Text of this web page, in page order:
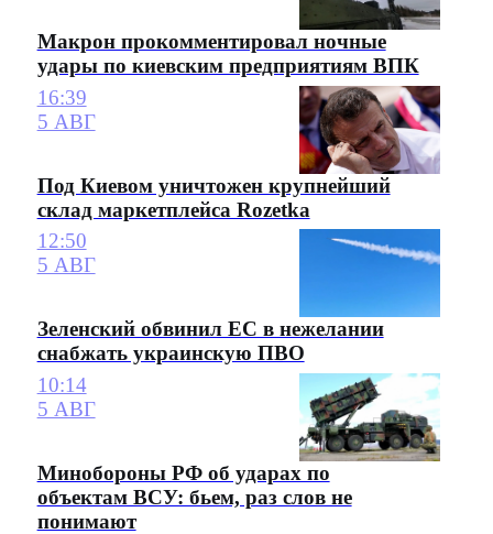
Макрон прокомментировал ночные
удары по киевским предприятиям ВПК
16:39
5 АВГ
Под Киевом уничтожен крупнейший
склад маркетплейса Rozetka
12:50
5 АВГ
Зеленский обвинил ЕС в нежелании
снабжать украинскую ПВО
10:14
5 АВГ
Минобороны РФ об ударах по
объектам ВСУ: бьем, раз слов не
понимают